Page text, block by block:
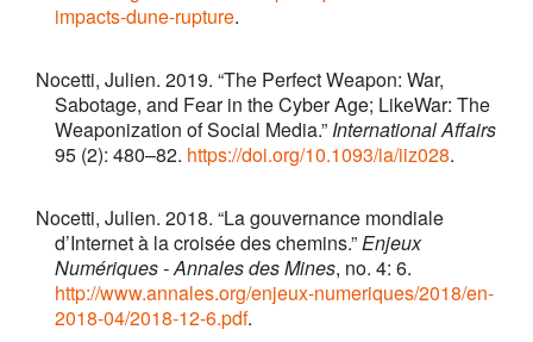
impacts-dune-rupture.
Nocetti, Julien. 2019. “The Perfect Weapon: War,
Sabotage, and Fear in the Cyber Age; LikeWar: The
Weaponization of Social Media.” International Affairs
95 (2): 480–82. https://doi.org/10.1093/ia/iiz028.
Nocetti, Julien. 2018. “La gouvernance mondiale
d’Internet à la croisée des chemins.”Enjeux
Numériques - Annales des Mines, no. 4: 6.
http://www.annales.org/enjeux-numeriques/2018/en-
2018-04/2018-12-6.pdf.